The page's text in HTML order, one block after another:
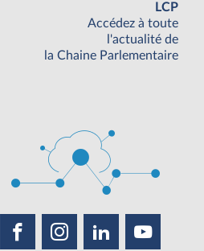
LCP
Accédez à toute
l'actualité de
la Chaine Parlementaire